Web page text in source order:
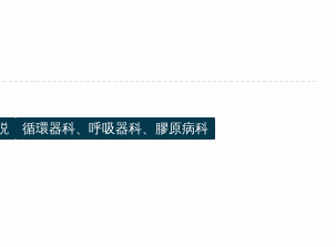
循環器科、呼吸器科、膠原病科